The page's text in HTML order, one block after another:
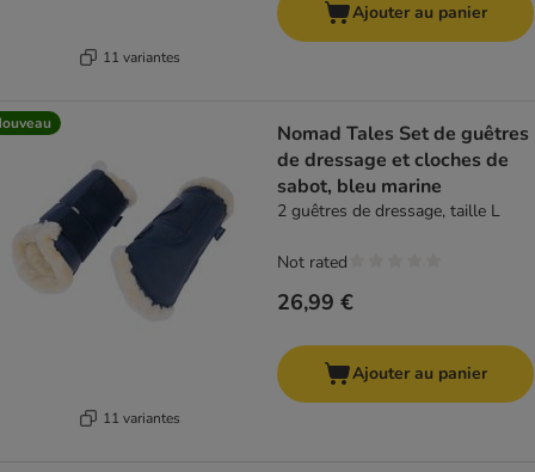
11 variantes
Ajouter au panier
11 variantes
Nomad Tales Set de guêtres
de dressage et cloches de
sabot, bleu marine
2 guêtres de dressage, taille L
26,99 €
Not rated
Ajouter au panier